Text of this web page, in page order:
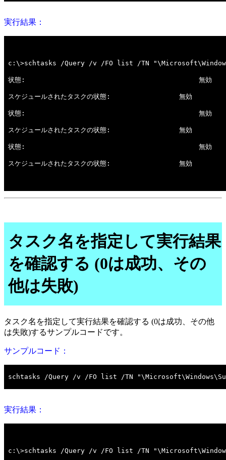
実行結果：
タスク名を指定して実行結果
を確認する (0は成功、その
他は失敗)
タスク名を指定して実行結果を確認する (0は成功、その他
は失敗)するサンプルコードです。
サンプルコード：
実行結果：